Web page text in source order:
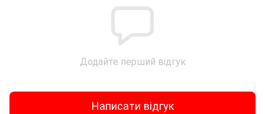
Додайте перший відгук
Написати відгук